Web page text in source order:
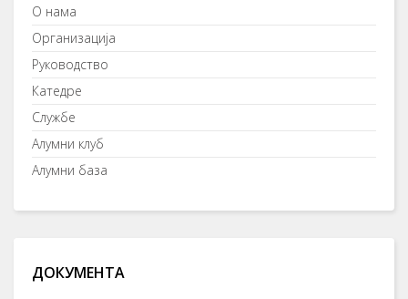
О нама
Организација
Руководство
Катедре
Службе
Алумни клуб
Алумни база
ДОКУМЕНТА